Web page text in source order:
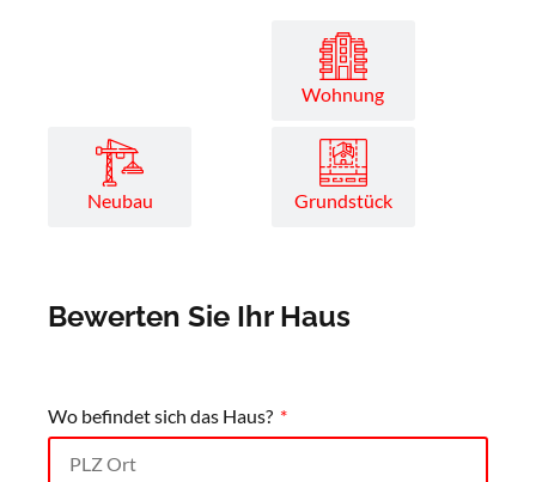
Wohnung
Neubau Grundstück
Bewerten Sie Ihr Haus
Wo befindet sich das Haus?